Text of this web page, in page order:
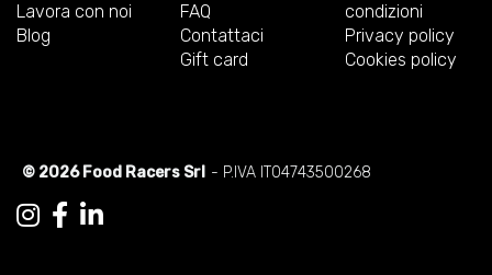
Lavora con noi
Blog
FAQ
Contattaci
Gift card
condizioni
Privacy policy
Cookies policy
© 2026 Food Racers Srl - P.IVA IT04743500268